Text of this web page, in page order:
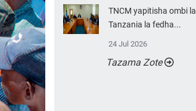
TNCM yapitisha ombi la
Tanzania la fedha...
24 Jul 2026
Tazama Zote